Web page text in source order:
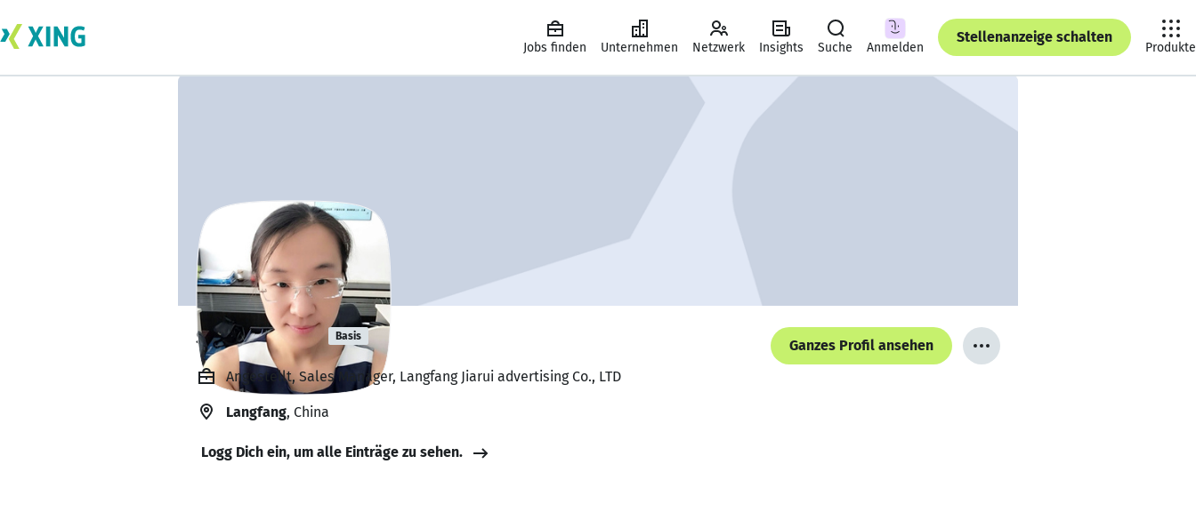
Jobs finden Unternehmen Netzwerk Insights Suche Anmelden
Stellenanzeige schalten
Produkte
shelly Ning Basis
Ganzes Profil ansehen
Angestellt, Sales Manager, Langfang Jiarui advertising Co., LTD
Langfang, China
Logg Dich ein, um alle Einträge zu sehen.